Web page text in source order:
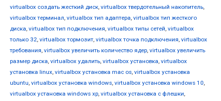
virtualbox создать жесткий диск, virtualbox твердотельный накопитель,
virtualbox терминал, virtualbox тип адаптера, virtualbox тип жесткого
диска, virtualbox тип подключения, virtualbox типы сетей, virtualbox
только 32, virtualbox тормозит, virtualbox точка подключения, virtualbox
требования, virtualbox увеличить количество ядер, virtualbox увеличить
размер диска, virtualbox удалить, virtualbox установка, virtualbox
установка linux, virtualbox установка mac os, virtualbox установка
ubuntu, virtualbox установка windows, virtualbox установка windows 10,
virtualbox установка windows xp, virtualbox установка с флешки,